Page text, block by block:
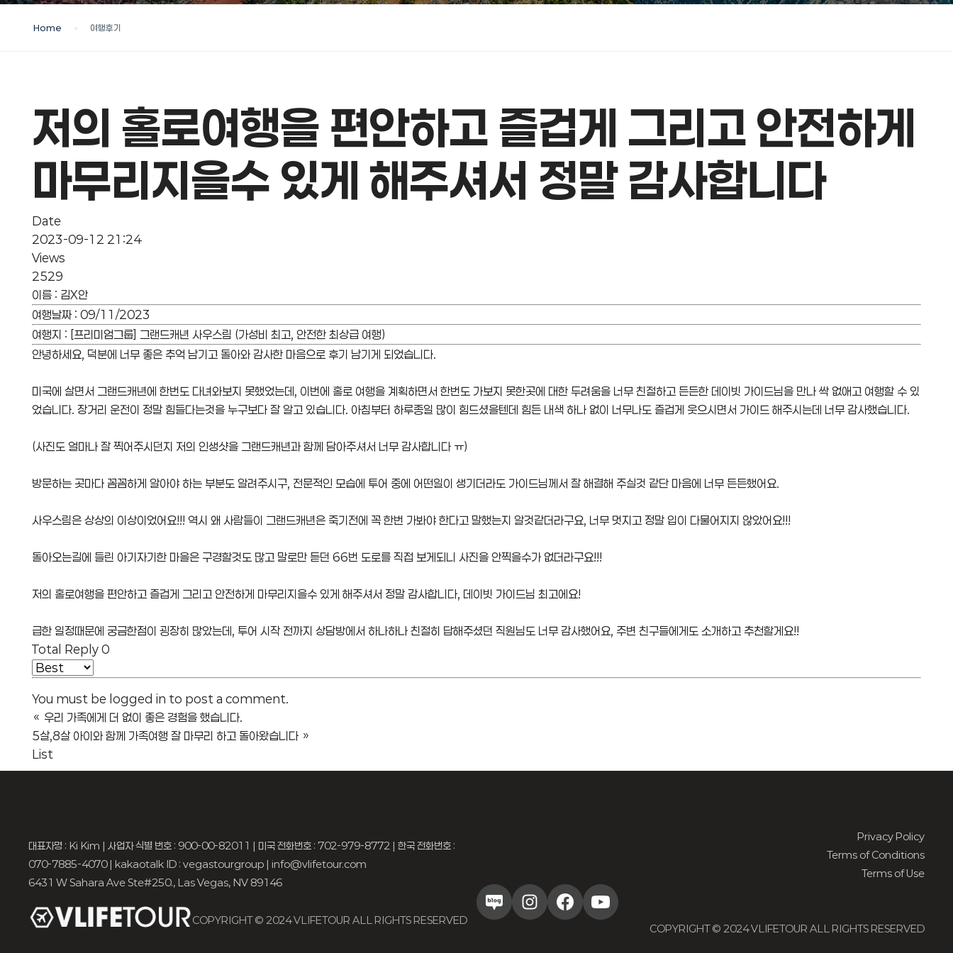
Home 여행후기
저의 홀로여행을 편안하고 즐겁게 그리고 안전하게
마무리지을수 있게 해주셔서 정말 감사합니다
Date
2023-09-12 21:24
Views
2529
이름 : 김X안
여행날짜 : 09/11/2023
여행지 : [프리미엄그룹] 그랜드캐년 사우스림 (가성비 최고, 안전한 최상급 여행)
안녕하세요, 덕분에 너무 좋은 추억 남기고 돌아와 감사한 마음으로 후기 남기게 되었습니다.
미국에 살면서 그랜드캐년에 한번도 다녀와보지 못했었는데, 이번에 홀로 여행을 계획하면서 한번도 가보지 못한곳에 대한 두려움을 너무 친절하고 든든한 데이빗 가이드님을 만나 싹 없애고 여행할 수 있
었습니다. 장거리 운전이 정말 힘들다는것을 누구보다 잘 알고 있습니다. 아침부터 하루종일 많이 힘드셨을텐데 힘든 내색 하나 없이 너무나도 즐겁게 웃으시면서 가이드 해주시는데 너무 감사했습니다.
(사진도 얼마나 잘 찍어주시던지 저의 인생샷을 그랜드캐년과 함께 담아주셔서 너무 감사합니다 ㅠ)
방문하는 곳마다 꼼꼼하게 알아야 하는 부분도 알려주시구, 전문적인 모습에 투어 중에 어떤일이 생기더라도 가이드님께서 잘 해결해 주실것 같단 마음에 너무 든든했어요.
사우스림은 상상의 이상이었어요!!! 역시 왜 사람들이 그랜드캐년은 죽기전에 꼭 한번 가봐야 한다고 말했는지 알것같더라구요, 너무 멋지고 정말 입이 다물어지지 않았어요!!!
돌아오는길에 들린 아기자기한 마을은 구경할것도 많고 말로만 듣던 66번 도로를 직접 보게되니 사진을 안찍을수가 없더라구요!!!
저의 홀로여행을 편안하고 즐겁게 그리고 안전하게 마무리지을수 있게 해주셔서 정말 감사합니다, 데이빗 가이드님 최고에요!
급한 일정때문에 궁금한점이 굉장히 많았는데, 투어 시작 전까지 상담방에서 하나하나 친절히 답해주셨던 직원님도 너무 감사했어요, 주변 친구들에게도 소개하고 추천할게요!!
Total Reply 0
You must be logged in to post a comment.
« 우리 가족에게 더 없이 좋은 경험을 했습니다.
5살,8살 아이와 함께 가족여행 잘 마무리 하고 돌아왔습니다 »
List
대표자명 : Ki Kim | 사업자 식별 번호 : 900-00-82011 | 미국 전화번호 : 702-979-8772 | 한국 전화번호 :
070-7885-4070 | kakaotalk ID : vegastourgroup | info@vlifetour.com
6431 W Sahara Ave Ste#250., Las Vegas, NV 89146
COPYRIGHT © 2024 VLIFETOUR ALL RIGHTS RESERVED
Privacy Policy
Terms of Conditions
Terms of Use
COPYRIGHT © 2024 VLIFETOUR ALL RIGHTS RESERVED